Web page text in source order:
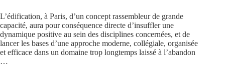
L’édification, à Paris, d’un concept rassembleur de grande
capacité, aura pour conséquence directe d’insuffler une
dynamique positive au sein des disciplines concernées, et de
lancer les bases d’une approche moderne, collégiale, organisée
et efficace dans un domaine trop longtemps laissé à l’abandon
…